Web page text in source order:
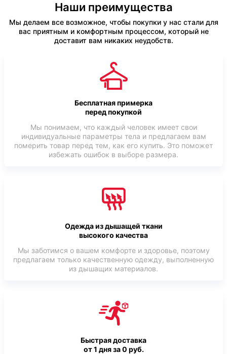
Наши преимущества
Мы делаем все возможное, чтобы покупки у нас стали для
вас приятным и комфортным процессом, который не
доставит вам никаких неудобств.
Бесплатная примерка
перед покупкой
Мы понимаем, что каждый человек имеет свои
индивидуальные параметры тела и предлагаем вам
померить товар перед тем, как его купить. Это поможет
избежать ошибок в выборе размера.
Одежда из дышащей ткани
высокого качества
Мы заботимся о вашем комфорте и здоровье, поэтому
предлагаем только качественную одежду, выполненную
из дышащих материалов.
Быстрая доставка
от 1 дня за 0 руб.